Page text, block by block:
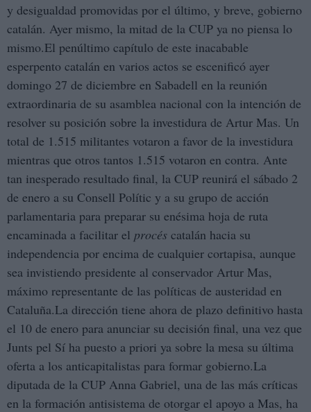
y desigualdad promovidas por el último, y breve, gobierno
catalán. Ayer mismo, la mitad de la CUP ya no piensa lo
mismo.El penúltimo capítulo de este inacabable
esperpento catalán en varios actos se escenificó ayer
domingo 27 de diciembre en Sabadell en la reunión
extraordinaria de su asamblea nacional con la intención de
resolver su posición sobre la investidura de Artur Mas. Un
total de 1.515 militantes votaron a favor de la investidura
mientras que otros tantos 1.515 votaron en contra. Ante
tan inesperado resultado final, la CUP reunirá el sábado 2
de enero a su Consell Polític y a su grupo de acción
parlamentaria para preparar su enésima hoja de ruta
encaminada a facilitar el procés catalán hacia su
independencia por encima de cualquier cortapisa, aunque
sea invistiendo presidente al conservador Artur Mas,
máximo representante de las políticas de austeridad en
Cataluña.La dirección tiene ahora de plazo definitivo hasta
el 10 de enero para anunciar su decisión final, una vez que
Junts pel Sí ha puesto a priori ya sobre la mesa su última
oferta a los anticapitalistas para formar gobierno.La
diputada de la CUP Anna Gabriel, una de las más críticas
en la formación antisistema de otorgar el apoyo a Mas, ha